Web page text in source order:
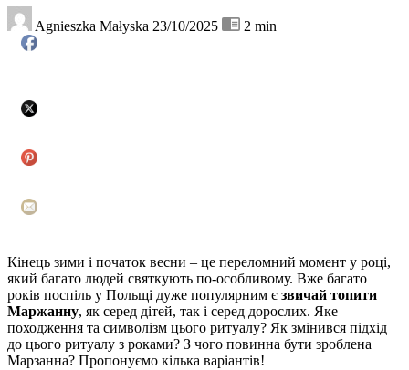
Agnieszka Małyska 23/10/2025 2 min
Кінець зими і початок весни – це переломний момент у році,
який багато людей святкують по-особливому. Вже багато
років поспіль у Польщі дуже популярним є звичай топити
Маржанну, як серед дітей, так і серед дорослих. Яке
походження та символізм цього ритуалу? Як змінився підхід
до цього ритуалу з роками? З чого повинна бути зроблена
Марзанна? Пропонуємо кілька варіантів!